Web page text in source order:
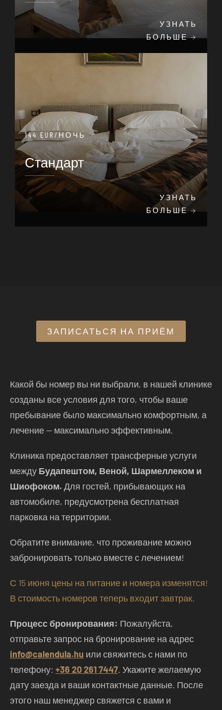
УЗНАТЬ
БОЛЬШЕ
144 EUR/НОЧЬ
Стандарт
УЗНАТЬ
БОЛЬШЕ
ЗАПИСАТЬСЯ НА ПРИЁМ
Какой бы номер вы ни выбрали, в нашей клинике
созданы все условия для того, чтобы ваше
пребывание было максимально комфортным, а
лечение — максимально эффективным.
Клиника предоставляет трансферные услуги
между Будапештом, Веной, Шармеллеком и
Шиофоком. Для гостей, прибывающих на
автомобиле, предусмотрена бесплатная
парковка на территории.
Обратите внимание, что проживание можно
забронировать только вместе с лечением!
С 15 июня цены на питание и номера изменятся!
В стоимость номеров теперь входит завтрак.
Процесс бронирования: Пожалуйста,
отправьте запрос на бронирование на адрес
info@calendula.hu или свяжитесь с нами по
телефону: +36 20 261 7447. Укажите желаемую
дату заезда и ваши контактные данные. После
этого наш менеджер свяжется с вами и